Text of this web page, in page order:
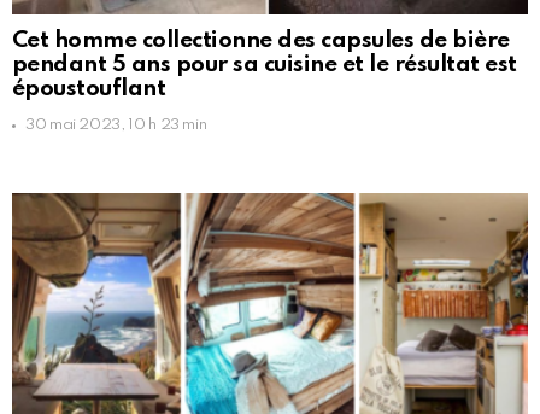
Cet homme collectionne des capsules de bière
pendant 5 ans pour sa cuisine et le résultat est
époustouflant
30 mai 2023, 10 h 23 min